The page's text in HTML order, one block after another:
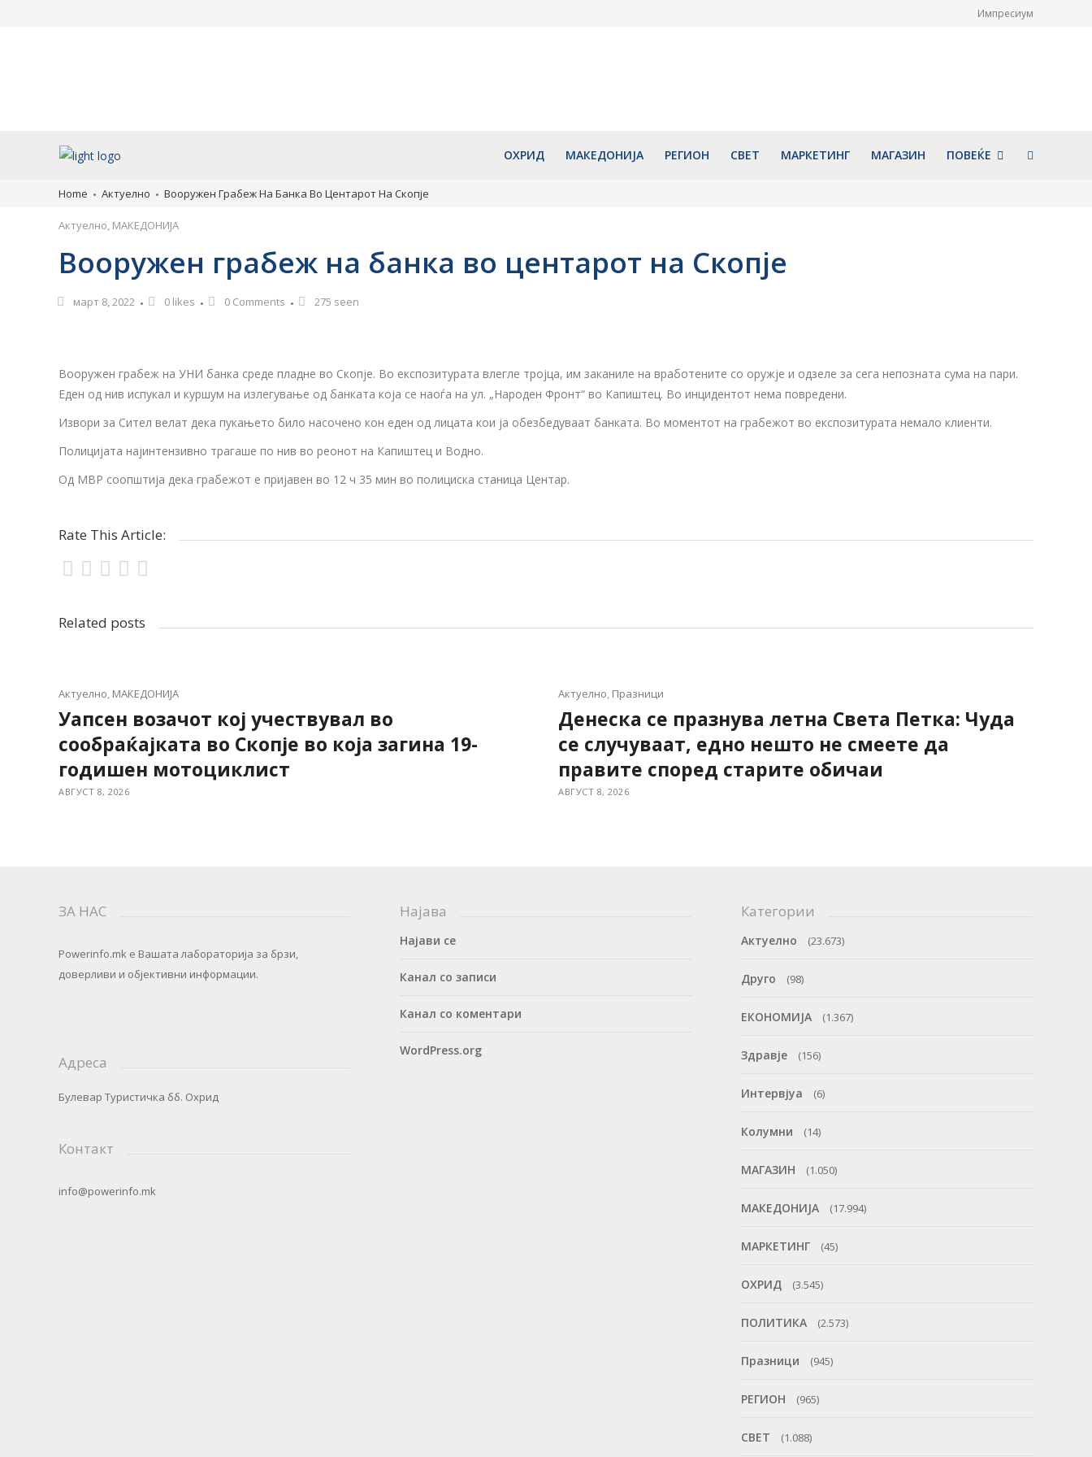
Импресиум
ОХРИД МАКЕДОНИЈА РЕГИОН СВЕТ МАРКЕТИНГ МАГАЗИН ПОВЕЌЕ
Home Актуелно Вооружен Грабеж На Банка Во Центарот На Скопје
Актуелно, МАКЕДОНИЈА
Вооружен грабеж на банка во центарот на Скопје
март 8, 2022 0 likes 0 Comments 275 seen
Вооружен грабеж на УНИ банка среде пладне во Скопје. Во експозитурата влегле тројца, им заканиле на вработените со оружје и одзеле за сега непозната сума на пари.
Еден од нив испукал и куршум на излегување од банката која се наоѓа на ул. „Народен Фронт“ во Капиштец. Во инцидентот нема повредени.
Извори за Сител велат дека пукањето било насочено кон еден од лицата кои ја обезбедуваат банката. Во моментот на грабежот во експозитурата немало клиенти.
Полицијата најинтензивно трагаше по нив во реонот на Капиштец и Водно.
Од МВР соопштија дека грабежот е пријавен во 12 ч 35 мин во полициска станица Центар.
Rate This Article:
Related posts
Актуелно, МАКЕДОНИЈА
Уапсен возачот кој учествувал во
сообраќајката во Скопје во која загина 19-
годишен мотоциклист
АВГУСТ 8, 2026
Актуелно, Празници
Денеска се празнува летна Света Петка: Чуда
се случуваат, едно нешто не смеете да
правите според старите обичаи
АВГУСТ 8, 2026
ЗА НАС
Powerinfo.mk e Вашата лабораторија за брзи,
доверливи и објективни информации.
Адреса
Булевар Туристичка бб. Охрид
Контакт
info@powerinfo.mk
Најава
Најави се
Канал со записи
Канал со коментари
WordPress.org
Категории
Актуелно (23.673)
Друго (98)
ЕКОНОМИЈА (1.367)
Здравје (156)
Интервјуа (6)
Колумни (14)
МАГАЗИН (1.050)
МАКЕДОНИЈА (17.994)
МАРКЕТИНГ (45)
ОХРИД (3.545)
ПОЛИТИКА (2.573)
Празници (945)
РЕГИОН (965)
СВЕТ (1.088)